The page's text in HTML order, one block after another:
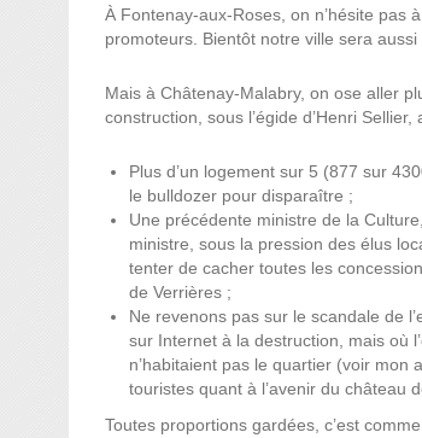
À Fontenay-aux-Roses, on n’hésite pas
promoteurs. Bientôt notre ville sera
Mais à Châtenay-Malabry, on ose aller
construction, sous l’égide d’Henri
Plus d’un logement sur 5 (877 sur
le bulldozer pour disparaître ;
Une précédente ministre de la
ministre, sous la pression des élus
tenter de cacher toutes les
de Verrières ;
Ne revenons pas sur le scandale de
sur Internet à la destruction, mais où
n’habitaient pas le quartier (voir mon
touristes quant à l’avenir du château
Toutes proportions gardées, c’est